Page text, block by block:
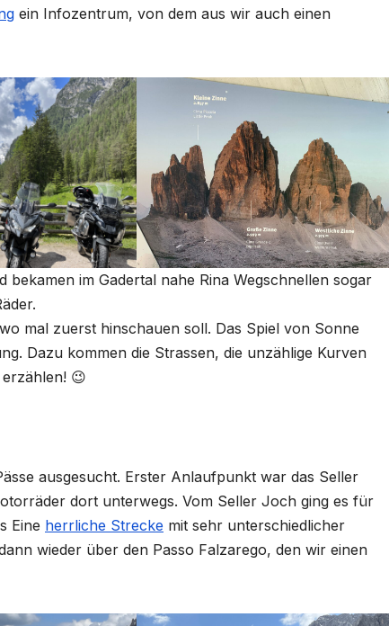
ein Infozentrum, von dem aus wir auch einen
im Gadertal nahe Rina Wegschnellen sogar
mal zuerst hinschauen soll. Das Spiel von Sonne
Dazu kommen die Strassen, die unzählige Kurven
😉
ausgesucht. Erster Anlaufpunkt war das Seller
dort unterwegs. Vom Seller Joch ging es für
Eine herrliche Strecke mit sehr unterschiedlicher
wieder über den Passo Falzarego, den wir einen